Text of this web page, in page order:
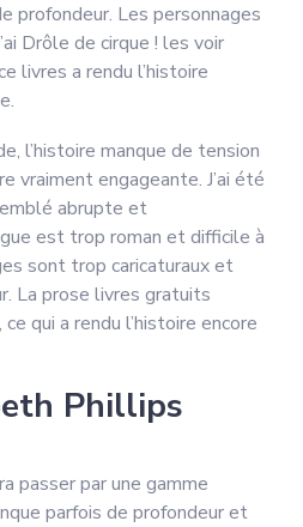
profondeur. Les personnages
Drôle de cirque ! les voir
livres a rendu l’histoire
l’histoire manque de tension
vraiment engageante. J’ai été
abrupte et
est trop roman et difficile à
sont trop caricaturaux et
La prose livres gratuits
qui a rendu l’histoire encore
Phillips
passer par une gamme
parfois de profondeur et